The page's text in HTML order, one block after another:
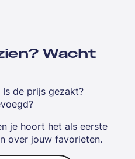
Wacht
de prijs gezakt?
je hoort het als eerste
over jouw favorieten.